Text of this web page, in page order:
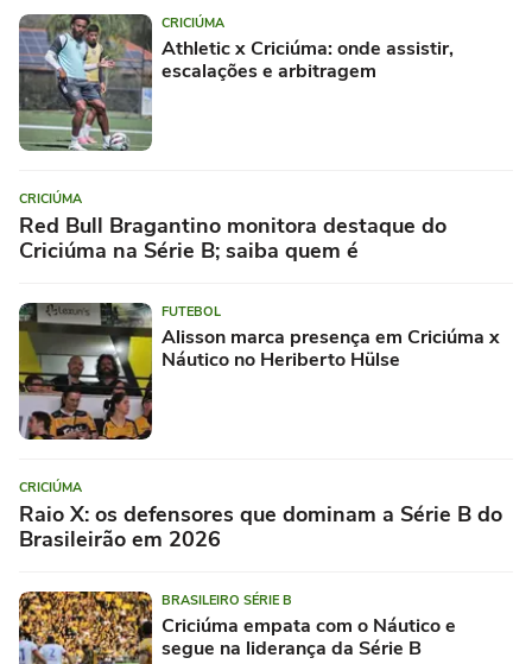
CRICIÚMA
Athletic x Criciúma: onde assistir,
escalações e arbitragem
CRICIÚMA
Red Bull Bragantino monitora destaque do
Criciúma na Série B; saiba quem é
FUTEBOL
Alisson marca presença em Criciúma x
Náutico no Heriberto Hülse
CRICIÚMA
Raio X: os defensores que dominam a Série B do
Brasileirão em 2026
BRASILEIRO SÉRIE B
Criciúma empata com o Náutico e
segue na liderança da Série B